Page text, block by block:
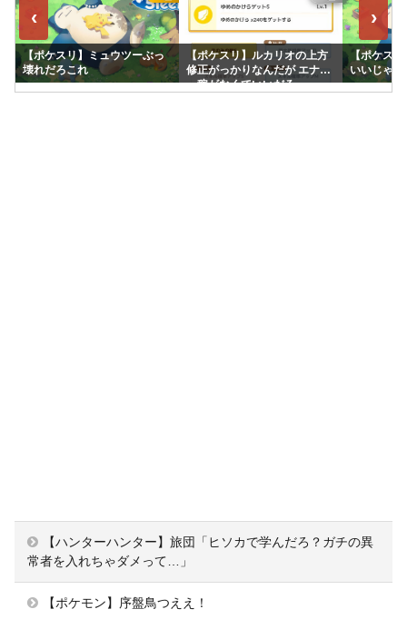
‹
【ポケスリ】ミュウツーぶっ
壊れだろこれ
【ポケスリ】ルカリオの上方
修正がっかりなんだが エナジ
ー稼がなくていいだろ
【ポケス
いいじゃん
›
【ハンターハンター】旅団「ヒソカで学んだろ？ガチの異
常者を入れちゃダメって…」
【ポケモン】序盤鳥つええ！